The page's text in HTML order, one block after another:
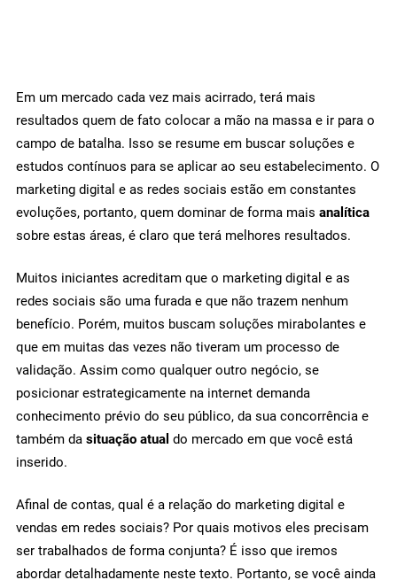
Em um mercado cada vez mais acirrado, terá mais
resultados quem de fato colocar a mão na massa e ir para o
campo de batalha. Isso se resume em buscar soluções e
estudos contínuos para se aplicar ao seu estabelecimento. O
marketing digital e as redes sociais estão em constantes
evoluções, portanto, quem dominar de forma mais analítica
sobre estas áreas, é claro que terá melhores resultados.
Muitos iniciantes acreditam que o marketing digital e as
redes sociais são uma furada e que não trazem nenhum
benefício. Porém, muitos buscam soluções mirabolantes e
que em muitas das vezes não tiveram um processo de
validação. Assim como qualquer outro negócio, se
posicionar estrategicamente na internet demanda
conhecimento prévio do seu público, da sua concorrência e
também da situação atual do mercado em que você está
inserido.
Afinal de contas, qual é a relação do marketing digital e
vendas em redes sociais? Por quais motivos eles precisam
ser trabalhados de forma conjunta? É isso que iremos
abordar detalhadamente neste texto. Portanto, se você ainda